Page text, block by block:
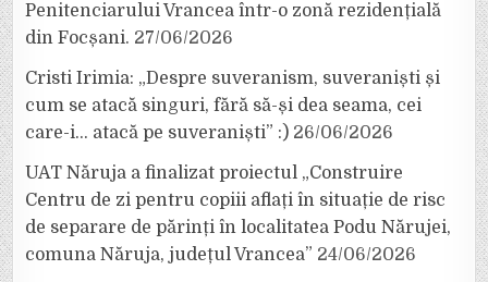
Penitenciarului Vrancea într-o zonă rezidențială
din Focșani. 27/06/2026
Cristi Irimia: „Despre suveranism, suveraniști și
cum se atacă singuri, fără să-și dea seama, cei
care-i… atacă pe suveraniști” :) 26/06/2026
UAT Năruja a finalizat proiectul „Construire
Centru de zi pentru copiii aflați în situație de risc
de separare de părinți în localitatea Podu Nărujei,
comuna Năruja, județul Vrancea” 24/06/2026